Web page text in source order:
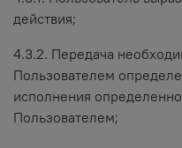
действия;
4.3.2. Передача
Пользователем
исполнения
Пользователем;